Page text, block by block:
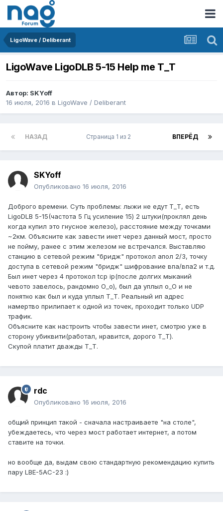
LigoWave / Deliberant
LigoWave LigoDLB 5-15 Help me Т_Т
Автор: SKYoff
16 июля, 2016 в LigoWave / Deliberant
НАЗАД ВПЕРЁД
Страница 1 из 2
SKYoff
Опубликовано 16 июля, 2016
Доброго времени. Суть проблемы: лыжи не едут Т_Т, есть
LigoDLB 5-15(частота 5 Гц усиление 15) 2 штуки(проклял день
когда купил это гнусное железо), расстояние между точками
~2км. Объясните как завести инет через данный мост, просто
не пойму, ранее с этим железом не встречался. Выставляю
станцию в сетевой режим "бридж" протокол апол 2/3, точку
доступа в сетевой режим "бридж" шифрование впа/впа2 и т.д.
Был инет через 4 протокол tcp ip(после долгих мыканий
чевото завелось, рандомно О_о), был да уплыл о_О и не
понятно как был и куда уплыл Т_Т. Реальный ип адрес
намертво прилипает к одной из точек, проходит только UDP
трафик.
Объясните как настроить чтобы завести инет, смотрю уже в
сторону убиквити(работал, нравится, дорого Т_Т).
Скупой платит дважды Т_Т.
rdc
Опубликовано 16 июля, 2016
общий принцип такой - сначала настраиваете "на столе",
убеждаетесь, что через мост работает интернет, а потом
ставите на точки.
но вообще да, выдам свою стандартную рекомендацию купить
пару LBE-5AC-23 :)